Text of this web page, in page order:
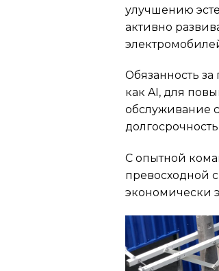
улучшению
активно
Обязанность
как AI, для
обслуживание
С опытной
превосходной
экономически